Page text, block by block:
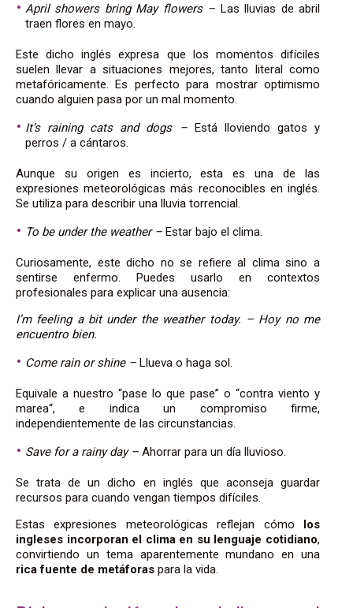
April showers bring May flowers – Las lluvias de abril
traen flores en mayo.
Este dicho inglés expresa que los momentos difíciles
suelen llevar a situaciones mejores, tanto literal como
metafóricamente. Es perfecto para mostrar optimismo
cuando alguien pasa por un mal momento.
It’s raining cats and dogs –Está lloviendo gatos y
perros / a cántaros.
Aunque su origen es incierto, esta es una de las
expresiones meteorológicas más reconocibles en inglés.
Se utiliza para describir una lluvia torrencial.
To be under the weather – Estar bajo el clima.
Curiosamente, este dicho no se refiere al clima sino a
sentirse enfermo. Puedes usarlo en contextos
profesionales para explicar una ausencia:
I’m feeling a bit under the weather today. – Hoy no me
encuentro bien.
Come rain or shine – Llueva o haga sol.
Equivale a nuestro “pase lo que pase” o “contra viento y
marea“, e indica un compromiso firme,
independientemente de las circunstancias.
Save for a rainy day – Ahorrar para un día lluvioso.
Se trata de un dicho en inglés que aconseja guardar
recursos para cuando vengan tiempos difíciles.
Estas expresiones meteorológicas reflejan cómo los
ingleses incorporan el clima en su lenguaje cotidiano,
convirtiendo un tema aparentemente mundano en una
rica fuente de metáforas para la vida.